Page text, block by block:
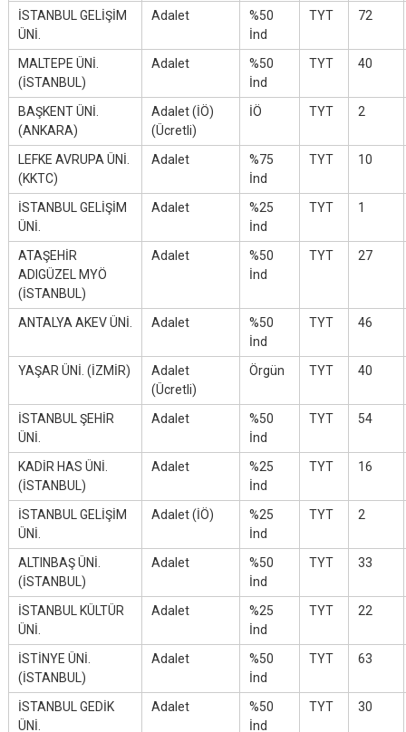
İSTANBUL GELİŞİM
ÜNİ.
Adalet
%50
İnd
TYT 72
MALTEPE ÜNİ.
(İSTANBUL)
Adalet
%50
İnd
TYT 40
BAŞKENT ÜNİ.
(ANKARA)
Adalet (İÖ)
(Ücretli)
İÖ TYT 2
LEFKE AVRUPA ÜNİ.
(KKTC)
Adalet
%75
İnd
TYT 10
İSTANBUL GELİŞİM
ÜNİ.
Adalet
%25
İnd
TYT 1
ATAŞEHİR
ADIGÜZEL MYÖ
(İSTANBUL)
Adalet
%50
İnd
TYT 27
ANTALYA AKEV ÜNİ. Adalet
%50
İnd
TYT 46
YAŞAR ÜNİ. (İZMİR)
Adalet
(Ücretli)
Örgün TYT 40
İSTANBUL ŞEHİR
ÜNİ.
Adalet
%50
İnd
TYT 54
KADİR HAS ÜNİ.
(İSTANBUL)
Adalet
%25
İnd
TYT 16
İSTANBUL GELİŞİM
ÜNİ.
Adalet (İÖ)
%25
İnd
TYT 2
ALTINBAŞ ÜNİ.
(İSTANBUL)
Adalet
%50
İnd
TYT 33
İSTANBUL KÜLTÜR
ÜNİ.
Adalet
%25
İnd
TYT 22
İSTİNYE ÜNİ.
(İSTANBUL)
Adalet
%50
İnd
TYT 63
İSTANBUL GEDİK
ÜNİ.
Adalet
%50
İnd
TYT 30